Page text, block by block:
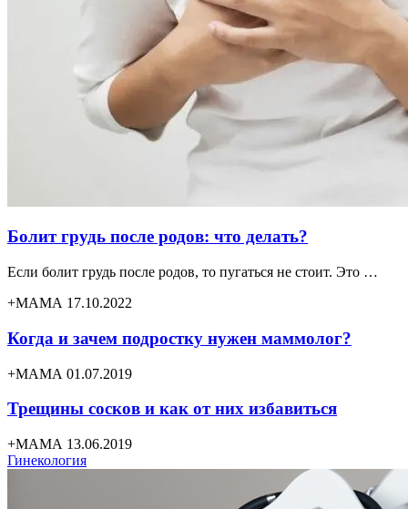
Болит грудь после родов: что делать?
Если болит грудь после родов, то пугаться не стоит. Это …
+МАМА 17.10.2022
Когда и зачем подростку нужен маммолог?
+МАМА 01.07.2019
Трещины сосков и как от них избавиться
+МАМА 13.06.2019
Гинекология